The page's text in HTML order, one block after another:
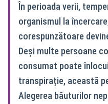
În perioada verii,
organismul la
corespunzătoare
Deși multe persoane
consumat poate
transpirație, această
Alegerea băuturilor